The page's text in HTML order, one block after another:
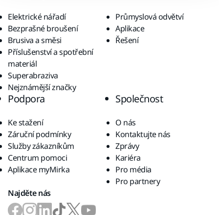
Elektrické nářadí
Bezprašné broušení
Brusiva a směsi
Příslušenství a spotřební
materiál
Superabraziva
Nejznámější značky
Průmyslová odvětví
Aplikace
Řešení
Podpora
Ke stažení
Záruční podmínky
Služby zákazníkům
Centrum pomoci
Aplikace myMirka
Společnost
O nás
Kontaktujte nás
Zprávy
Kariéra
Pro média
Pro partnery
Najděte nás